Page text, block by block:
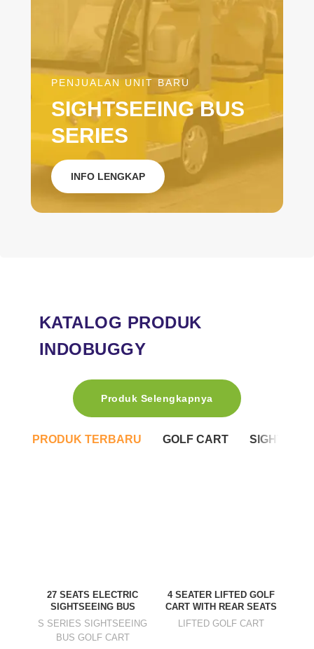
PENJUALAN UNIT BARU
SIGHTSEEING BUS
SERIES
INFO LENGKAP
KATALOG PRODUK
INDOBUGGY
Produk Selengkapnya
PRODUK TERBARU GOLF CART
27 SEATS ELECTRIC
SIGHTSEEING BUS
S SERIES SIGHTSEEING
BUS GOLF CART
4 SEATER LIFTED GOLF
CART WITH REAR SEATS
LIFTED GOLF CART